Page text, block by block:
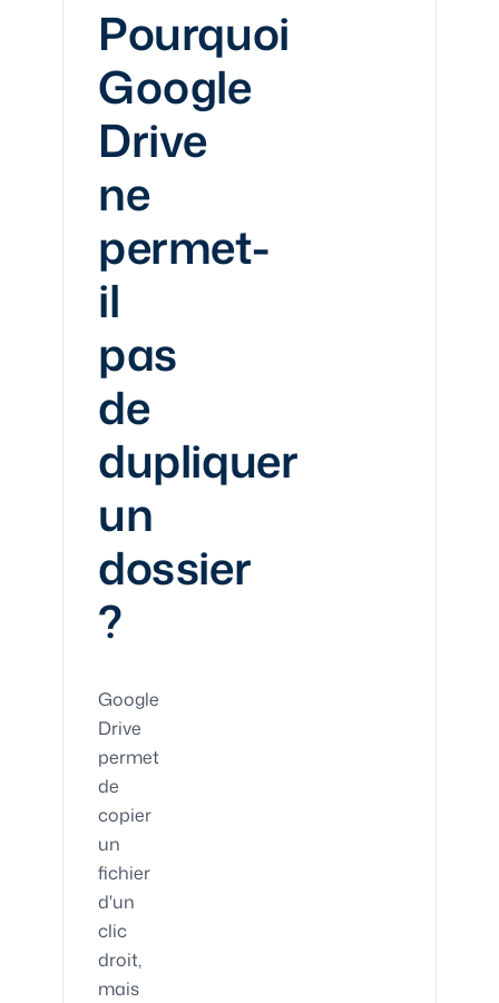
Pourquoi
Google
Drive
ne
permet-
il
pas
de
dupliquer
un
dossier
?
Google
Drive
permet
de
copier
un
fichier
d'un
clic
droit,
mais